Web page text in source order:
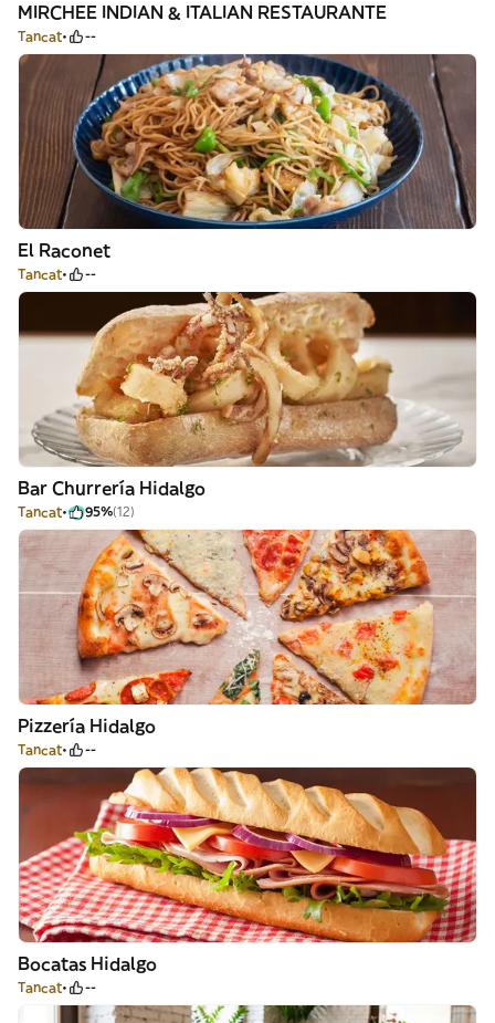
MIRCHEE INDIAN & ITALIAN RESTAURANTE
Tancat --
El Raconet
Tancat --
Bar Churrería Hidalgo
Tancat 95%(12)
Pizzería Hidalgo
Tancat --
Bocatas Hidalgo
Tancat --